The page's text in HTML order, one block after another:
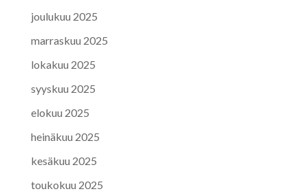
joulukuu 2025
marraskuu 2025
lokakuu 2025
syyskuu 2025
elokuu 2025
heinäkuu 2025
kesäkuu 2025
toukokuu 2025